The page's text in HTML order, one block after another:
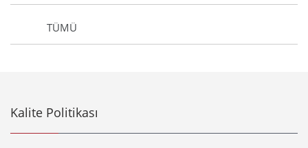
TÜMÜ
Kalite Politikası